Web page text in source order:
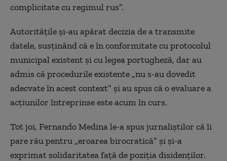
complicitate cu regimul rus”.
Autoritățile și-au apărat decizia de a transmite
datele, susținând că e în conformitate cu protocolul
municipal existent și cu legea portugheză, dar au
admis că procedurile existente „nu s-au dovedit
adecvate în acest context” și au spus că o evaluare a
acțiunilor întreprinse este acum în curs.
Tot joi, Fernando Medina le-a spus jurnaliștilor că îi
pare rău pentru „eroarea birocratică” și și-a
exprimat solidaritatea față de poziția disidenților.